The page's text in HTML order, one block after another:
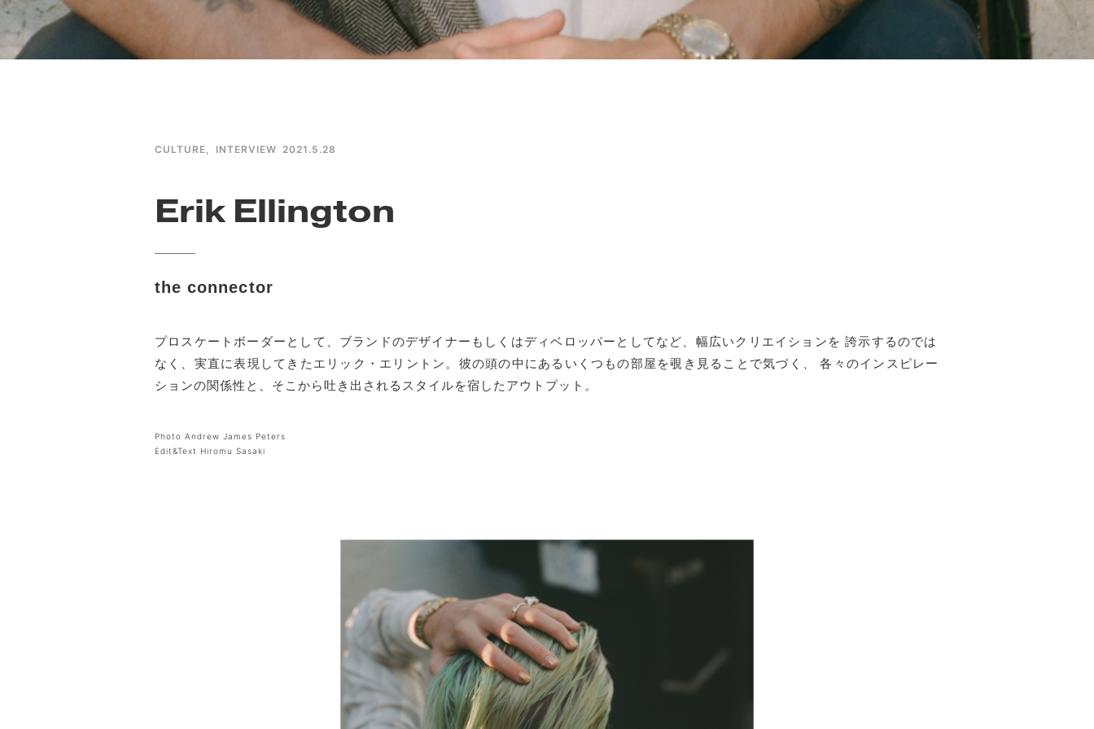
CULTURE INTERVIEW 2021.5.28
Erik Ellington
the connector
プロスケートボーダーとして、ブランドのデザイナーもしくはディベロッパーとしてなど、幅広いクリエイションを 誇示するのでは
なく、実直に表現してきたエリック・エリントン。彼の頭の中にあるいくつもの部屋を覗き見ることで気づく、 各々のインスピレー
ションの関係性と、そこから吐き出されるスタイルを宿したアウトプット。
Photo Andrew James Peters
Edit&Text Hiromu Sasaki